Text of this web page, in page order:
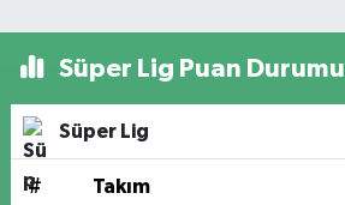
Süper Lig Puan Durumu
Süper Lig
# Takım